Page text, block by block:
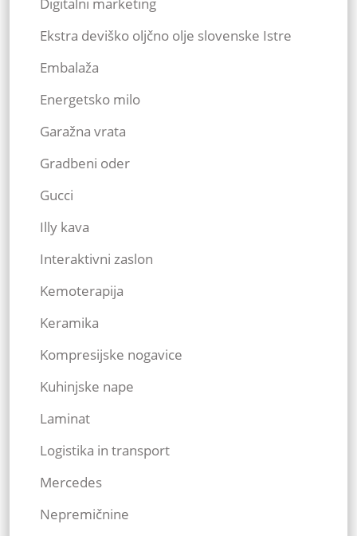
Digitalni marketing
Ekstra deviško oljčno olje slovenske Istre
Embalaža
Energetsko milo
Garažna vrata
Gradbeni oder
Gucci
Illy kava
Interaktivni zaslon
Kemoterapija
Keramika
Kompresijske nogavice
Kuhinjske nape
Laminat
Logistika in transport
Mercedes
Nepremičnine